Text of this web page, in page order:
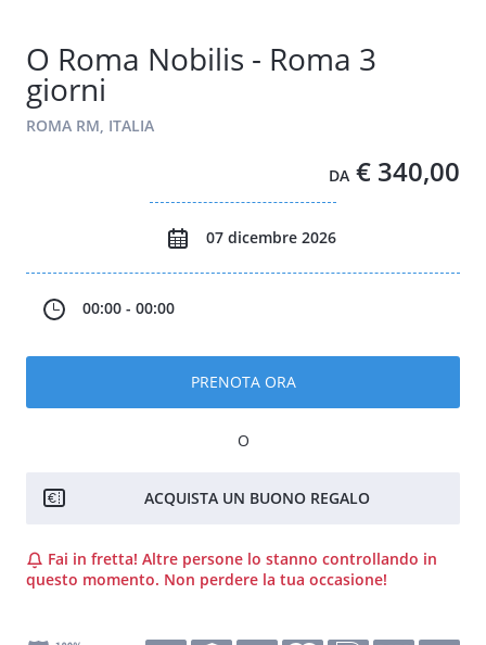
O Roma Nobilis - Roma 3
giorni
ROMA RM, ITALIA
DA € 340,00
07 dicembre 2026
00:00 - 00:00
PRENOTA ORA
O
ACQUISTA UN BUONO REGALO
Fai in fretta! Altre persone lo stanno controllando in
questo momento. Non perdere la tua occasione!